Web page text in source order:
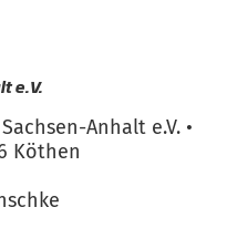
e.V.
Anhalt e.V. •
Köthen